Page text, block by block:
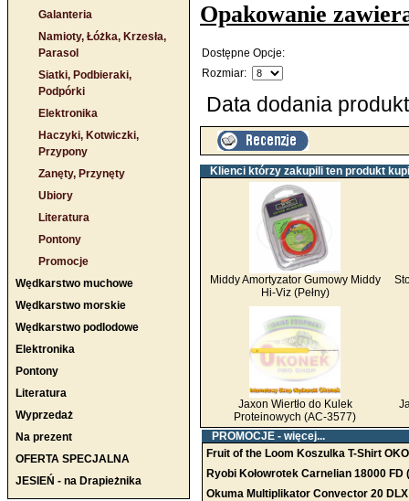
Galanteria
Namioty, Łóżka, Krzesła,
Parasol
Siatki, Podbieraki,
Podpórki
Elektronika
Haczyki, Kotwiczki,
Przypony
Zanęty, Przynęty
Ubiory
Literatura
Pontony
Promocje
Wędkarstwo muchowe
Wędkarstwo morskie
Wędkarstwo podlodowe
Elektronika
Pontony
Literatura
Wyprzedaż
Na prezent
OFERTA SPECJALNA
JESIEŃ - na Drapieżnika
Opakowanie
Dostępne Opcje:
Rozmiar:
Data dodania
Klienci którzy zakupili ten produkt
Middy Amortyzator Gumowy Middy
Hi-Viz (Pełny)
Jaxon Wiertło do Kulek
Proteinowych (AC-3577)
PROMOCJE - więcej...
Fruit of the Loom Koszulka T-Shirt
Ryobi Kołowrotek Carnelian 18000 FD
Okuma Multiplikator Convector 20 DLX